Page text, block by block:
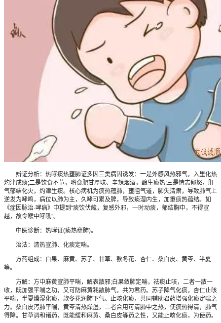
辨证分析：热哮痰热壅肺证多因三类病因诱发：一是外感风热邪气，入里化热
灼津成痰;二是饮食不节，嗜食肥甘厚味、辛辣烟酒，酿生痰热;三是情志郁怒，肝
气郁结化火，灼津生痰。核心病机为痰热蕴肺，壅阻气道，肺失清肃，导致肺气上
逆发为哮鸣，病位以肺为主，久哮可累及脾，导致痰湿内生，加重痰热蕴结。如
《症因脉治·哮病》中提到“痰饮伏藏，复感外邪，一时动痰，郁结胸中，不得宣
越，故令喉中哮吼”。
中医诊断：热哮证(痰热壅肺)。
治法：清热宣肺、化痰定喘。
方药组成：白果、麻黄、苏子、甘草、款冬花、杏仁、桑白皮、黄芩、半夏
等。
方解：方中麻黄宣肺平喘，解表散邪;白果敛肺定喘，祛痰止咳，二者一散一
收，既加强平喘之功，又可防麻黄耗散肺气，共为君药。苏子降气化痰，杏仁止咳
平喘，半夏燥湿化痰，款冬花润肺下气、止咳化痰，共同辅助君药增强化痰定喘之
力。桑白皮泻肺平喘，黄芩清热燥湿，二者合用可清肺中之热，使痰热得清，肺气
得降。甘草调和诸药，既能缓和麻黄、桑白皮等药之性，又能止咳化痰，为使药。